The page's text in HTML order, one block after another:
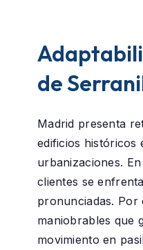
de
Madrid presenta
edificios históricos
urbanizaciones. En
clientes se
pronunciadas. Por
maniobrables que
movimiento en